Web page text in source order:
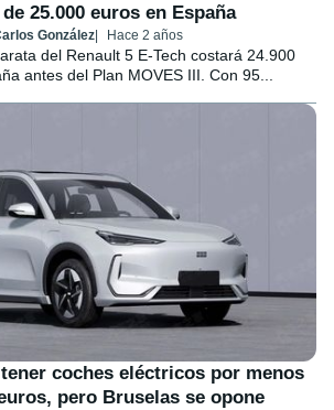
25.000 euros en España
González Hace 2 años
del Renault 5 E-Tech costará 24.900
antes del Plan MOVES III. Con 95...
coches eléctricos por menos
pero Bruselas se opone